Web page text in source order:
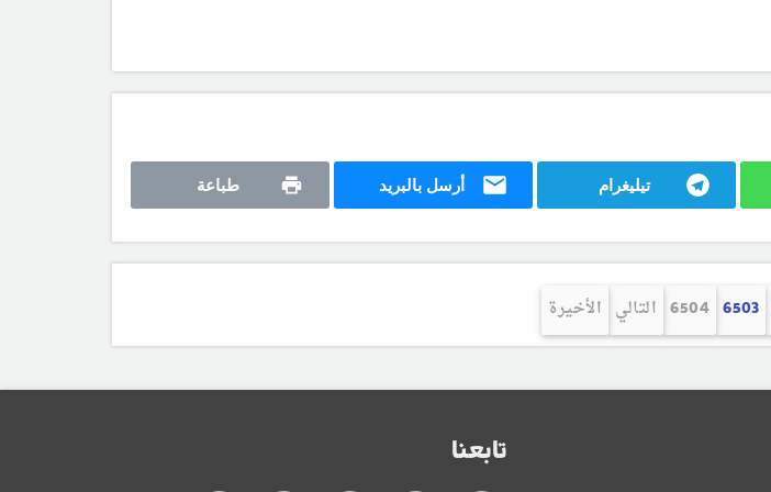
تيليغرام أرسل بالبريد طباعة
6503
6504 التالي الأخيرة
تابعنا